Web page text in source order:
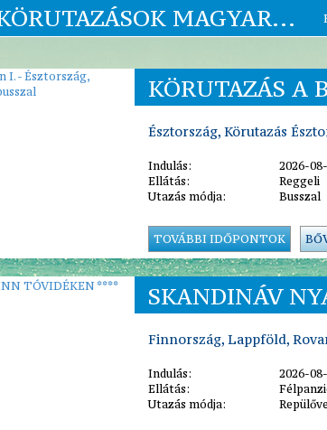
MAGYAR...
KÖRUTAZÁS A
Észtország, Körutazás
Indulás:
2026-
Ellátás:
Reggeli
Utazás módja:
Busszal
TOVÁBBI IDŐPONTOK
SKANDINÁV
Finnország, Lappföld,
Indulás:
2026-
Ellátás:
Utazás módja: